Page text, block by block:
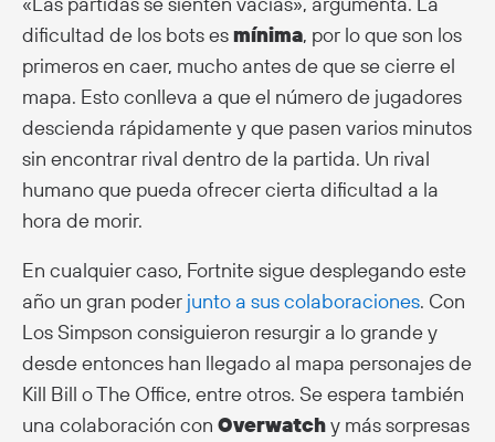
dificultad de los bots esmínima, por lo que son los
primeros en caer, mucho antes de que se cierre el
mapa. Esto conlleva a que el número de jugadores
descienda rápidamente y que pasen varios minutos
sin encontrar rival dentro de la partida. Un rival
humano que pueda ofrecer cierta dificultad a la
hora de morir.
En cualquier caso, Fortnite sigue desplegando este
año un gran poder junto a sus colaboraciones. Con
Los Simpson consiguieron resurgir a lo grande y
desde entonces han llegado al mapa personajes de
Kill Bill o The Office, entre otros. Se espera también
una colaboración con Overwatchy más sorpresas